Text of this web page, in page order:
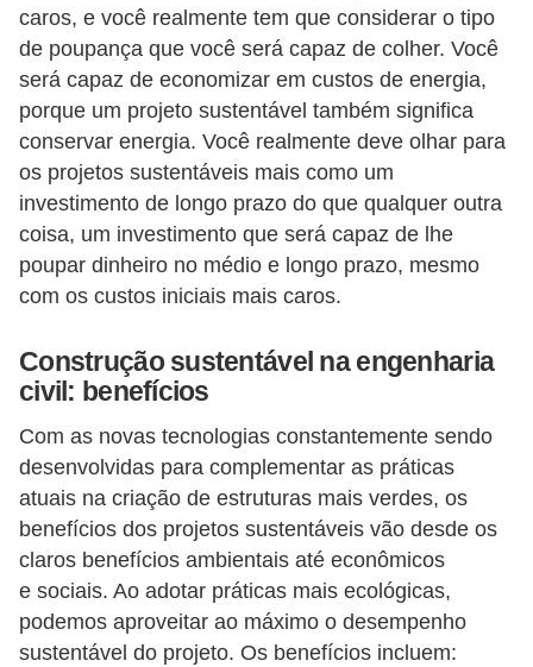
caros, e você realmente tem que considerar o tipo
de poupança que você será capaz de colher. Você
será capaz de economizar em custos de energia,
porque um projeto sustentável também significa
conservar energia. Você realmente deve olhar para
os projetos sustentáveis mais como um
investimento de longo prazo do que qualquer outra
coisa, um investimento que será capaz de lhe
poupar dinheiro no médio e longo prazo, mesmo
com os custos iniciais mais caros.
Construção sustentável na engenharia
civil: benefícios
Com as novas tecnologias constantemente sendo
desenvolvidas para complementar as práticas
atuais na criação de estruturas mais verdes, os
benefícios dos projetos sustentáveis vão desde os
claros benefícios ambientais até econômicos
e sociais. Ao adotar práticas mais ecológicas,
podemos aproveitar ao máximo o desempenho
sustentável do projeto. Os benefícios incluem: